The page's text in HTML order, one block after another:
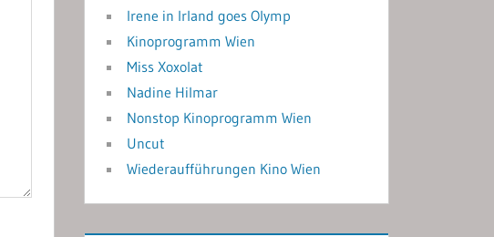
Irene in Irland goes Olymp
Kinoprogramm Wien
Miss Xoxolat
Nadine Hilmar
Nonstop Kinoprogramm Wien
Uncut
Wiederaufführungen Kino Wien